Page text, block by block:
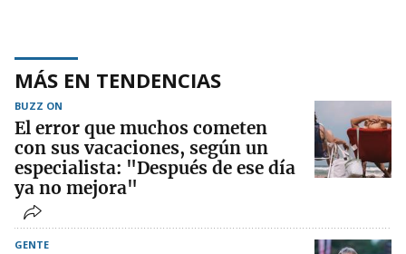
MÁS EN TENDENCIAS
BUZZ ON
El error que muchos cometen
con sus vacaciones, según un
especialista: "Después de ese día
ya no mejora"
GENTE